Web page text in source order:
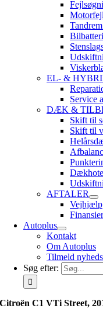
Bilbatteri
EL- &
Service
DÆK &
Skift til
Skift til
AFTALER
Vejhjælp
Autoplus
Kontakt
Om Autoplus
Tilmeld
Søg efter:
Citroën C1 VTi Street,